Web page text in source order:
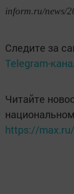
inform.ru/news/
Следите за
Telegram-
Читайте
https://